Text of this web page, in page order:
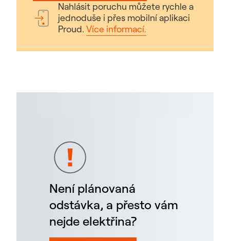
Nahlásit poruchu můžete rychle a
jednoduše i přes mobilní aplikaci
Proud. Více informací.
Není plánovaná
odstávka, a přesto vám
nejde elektřina?